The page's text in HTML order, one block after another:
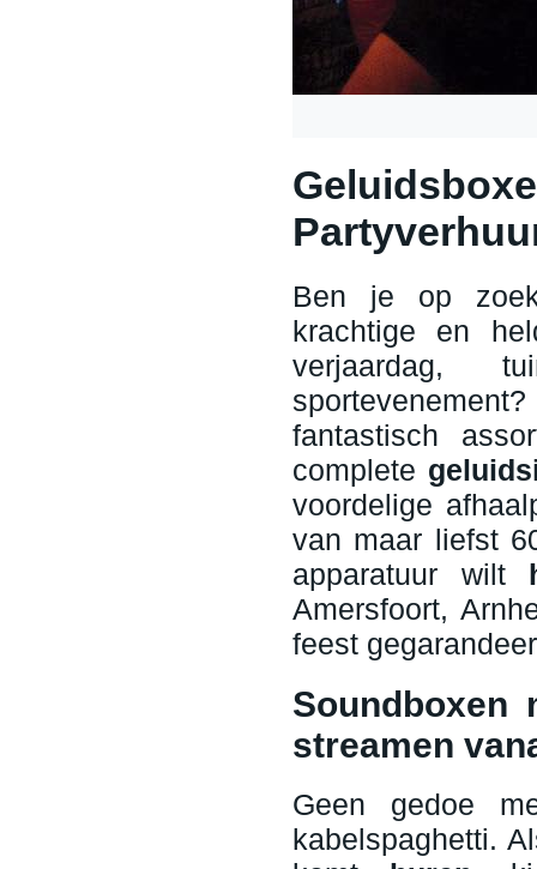
Ben je op
krachtige en
verjaardag,
fantastisch
complete
voordelige
van maar liefst
apparatuur wilt
Amersfoort,
feest
Soundboxen
streamen
Geen gedoe
kabelspaghetti.